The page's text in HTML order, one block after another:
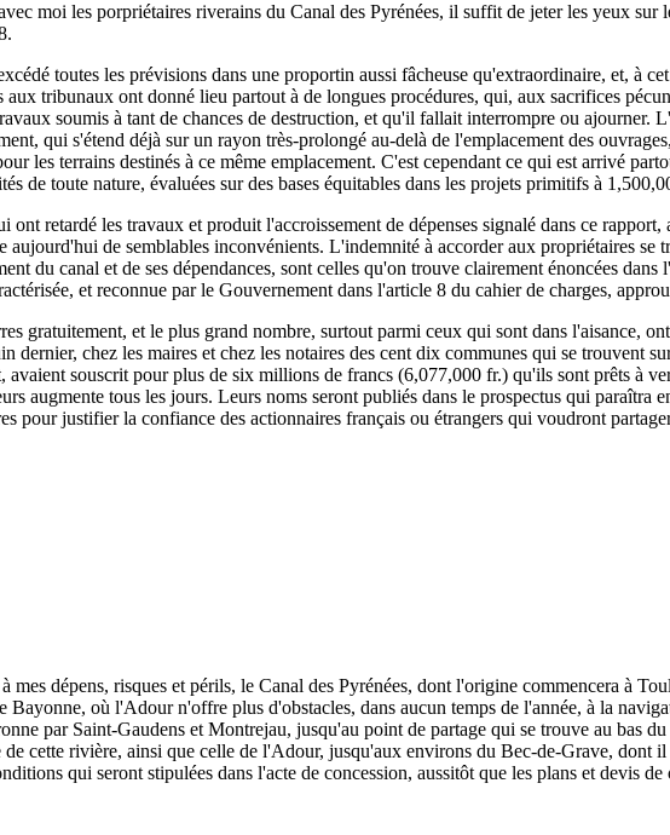
moi les porpriétaires riverains du Canal des Pyrénées, il suffit de jeter les yeux
toutes les prévisions dans une proportin aussi fâcheuse qu'extraordinaire, et, à
tribunaux ont donné lieu partout à de longues procédures, qui, aux sacrifices
soumis à tant de chances de destruction, et qu'il fallait interrompre ou ajourner.
qui s'étend déjà sur un rayon très-prolongé au-delà de l'emplacement des
les terrains destinés à ce même emplacement. C'est cependant ce qui est arrivé
de toute nature, évaluées sur des bases équitables dans les projets primitifs à
retardé les travaux et produit l'accroissement de dépenses signalé dans ce
de semblables inconvénients. L'indemnité à accorder aux propriétaires se
du canal et de ses dépendances, sont celles qu'on trouve clairement énoncées
et reconnue par le Gouvernement dans l'article 8 du cahier de charges,
gratuitement, et le plus grand nombre, surtout parmi ceux qui sont dans l'aisance,
dernier, chez les maires et chez les notaires des cent dix communes qui se trouvent
souscrit pour plus de six millions de francs (6,077,000 fr.) qu'ils sont prêts à
augmente tous les jours. Leurs noms seront publiés dans le prospectus qui
pour justifier la confiance des actionnaires français ou étrangers qui voudront
mes dépens, risques et périls, le Canal des Pyrénées, dont l'origine commencera à
où l'Adour n'offre plus d'obstacles, dans aucun temps de l'année, à la
par Saint-Gaudens et Montrejau, jusqu'au point de partage qui se trouve au bas
cette rivière, ainsi que celle de l'Adour, jusqu'aux environs du Bec-de-Grave, dont
qui seront stipulées dans l'acte de concession, aussitôt que les plans et devis